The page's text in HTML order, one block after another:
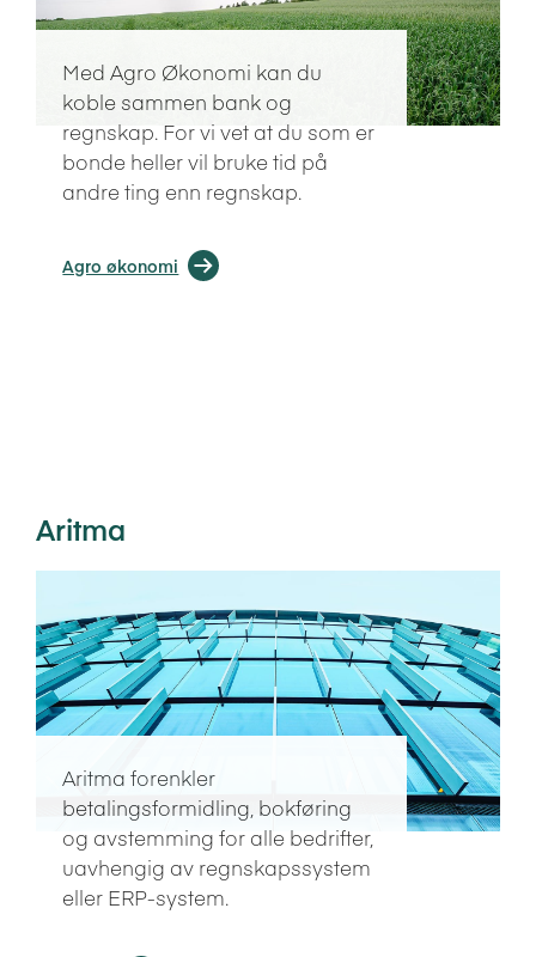
Med Agro Økonomi kan du
koble sammen bank og
regnskap. For vi vet at du som er
bonde heller vil bruke tid på
andre ting enn regnskap.
Agro økonomi
Aritma
Aritma forenkler
betalingsformidling, bokføring
og avstemming for alle bedrifter,
uavhengig av regnskapssystem
eller ERP-system.